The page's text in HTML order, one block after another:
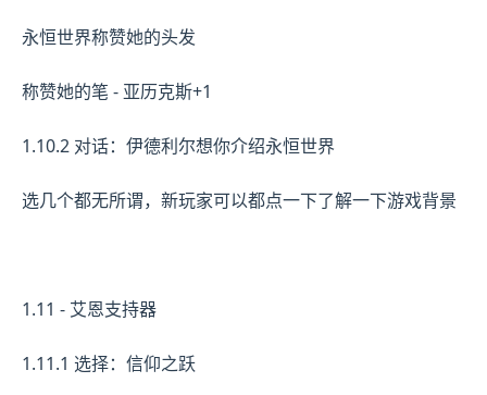
永恒世界称赞她的头发
称赞她的笔 - 亚历克斯+1
1.10.2 对话：伊德利尔想你介绍永恒世界
选几个都无所谓，新玩家可以都点一下了解一下游戏背景
1.11 - 艾恩支持器
1.11.1 选择：信仰之跃